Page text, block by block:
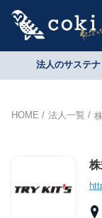
法人のサステ
HOME 法人一覧